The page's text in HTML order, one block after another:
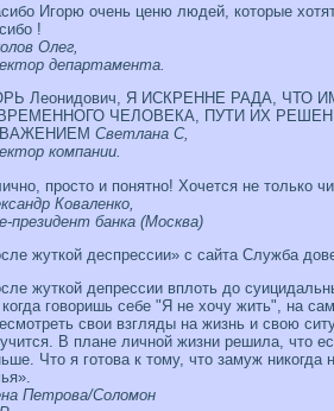
Игорю очень ценю людей, которые
!
Олег,
департамента.
Леонидович, Я ИСКРЕННЕ РАДА,
ЧЕЛОВЕКА, ПУТИ ИХ
Светлана С,
компании.
просто и понятно! Хочется не только
Коваленко,
президент банка (Москва)
жуткой деспрессии» с сайта Служба
жуткой депрессии вплоть до
когда говоришь себе "Я не хочу жить", на
свои взгляды на жизнь и свою
В плане личной жизни решила, что
Что я готова к тому, что замуж
Петрова/Соломон